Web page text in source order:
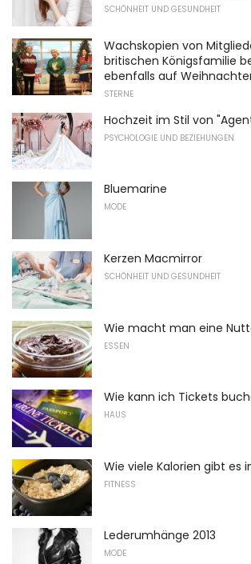
SCHÖNHEIT UND GESUNDHEIT
Wachskopien von
britischen Königsfamilie
ebenfalls auf
STERNE
Hochzeit im Stil von
PSYCHOLOGIE UND BEZIEHUNGEN
Bluemarine
MODE
Kerzen Macmirror
SCHÖNHEIT UND GESUNDHEIT
Wie macht man eine
ESSEN
Wie kann ich Tickets
HAUS
Wie viele Kalorien gibt es
FITNESS
Lederumhänge 2013
MODE